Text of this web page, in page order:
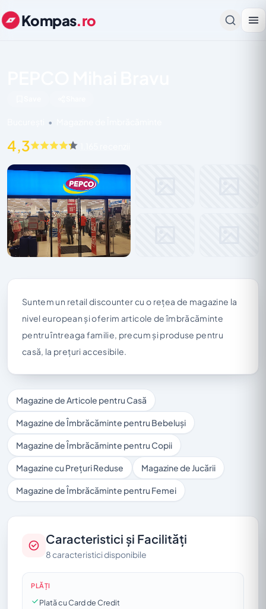
Kompas.ro
•
4,3
Suntem un retail discounter cu o rețea de magazine la
nivel european și oferim articole de îmbrăcăminte
pentru întreaga familie, precum și produse pentru
casă, la prețuri accesibile.
Magazine de Articole pentru Casă
Magazine de Îmbrăcăminte pentru Bebeluși
Magazine de Îmbrăcăminte pentru Copii
Magazine cu Prețuri Reduse Magazine de Jucării
Magazine de Îmbrăcăminte pentru Femei
Caracteristici și Facilități
8 caracteristici disponibile
PLĂȚI
Plată cu Card de Credit